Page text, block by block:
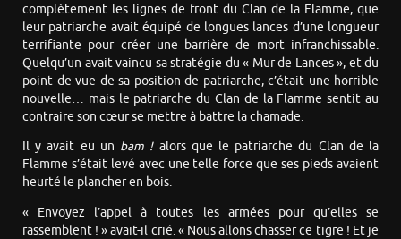
complètement les lignes de front du Clan de la Flamme, que
leur patriarche avait équipé de longues lances d’une longueur
terrifiante pour créer une barrière de mort infranchissable.
Quelqu’un avait vaincu sa stratégie du « Mur de Lances », et du
point de vue de sa position de patriarche, c’était une horrible
nouvelle… mais le patriarche du Clan de la Flamme sentit au
contraire son cœur se mettre à battre la chamade.
Il y avait eu un bam ! alors que le patriarche du Clan de la
Flamme s’était levé avec une telle force que ses pieds avaient
heurté le plancher en bois.
« Envoyez l’appel à toutes les armées pour qu’elles se
rassemblent ! » avait-il crié. « Nous allons chasser ce tigre ! Et je